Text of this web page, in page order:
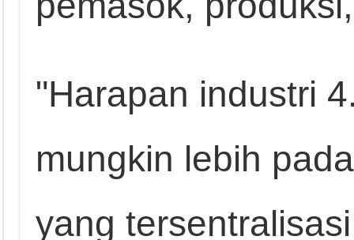
"Harapan industri
mungkin lebih
yang